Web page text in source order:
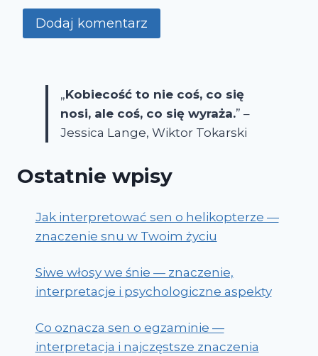
„Kobiecość to nie coś, co się
nosi, ale coś, co się wyraża.” –
Jessica Lange, Wiktor Tokarski
Ostatnie wpisy
Jak interpretować sen o helikopterze —
znaczenie snu w Twoim życiu
Siwe włosy we śnie — znaczenie,
interpretacje i psychologiczne aspekty
Co oznacza sen o egzaminie —
interpretacja i najczęstsze znaczenia